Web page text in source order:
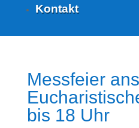
Kontakt
Messfeier
bis 18 Uhr